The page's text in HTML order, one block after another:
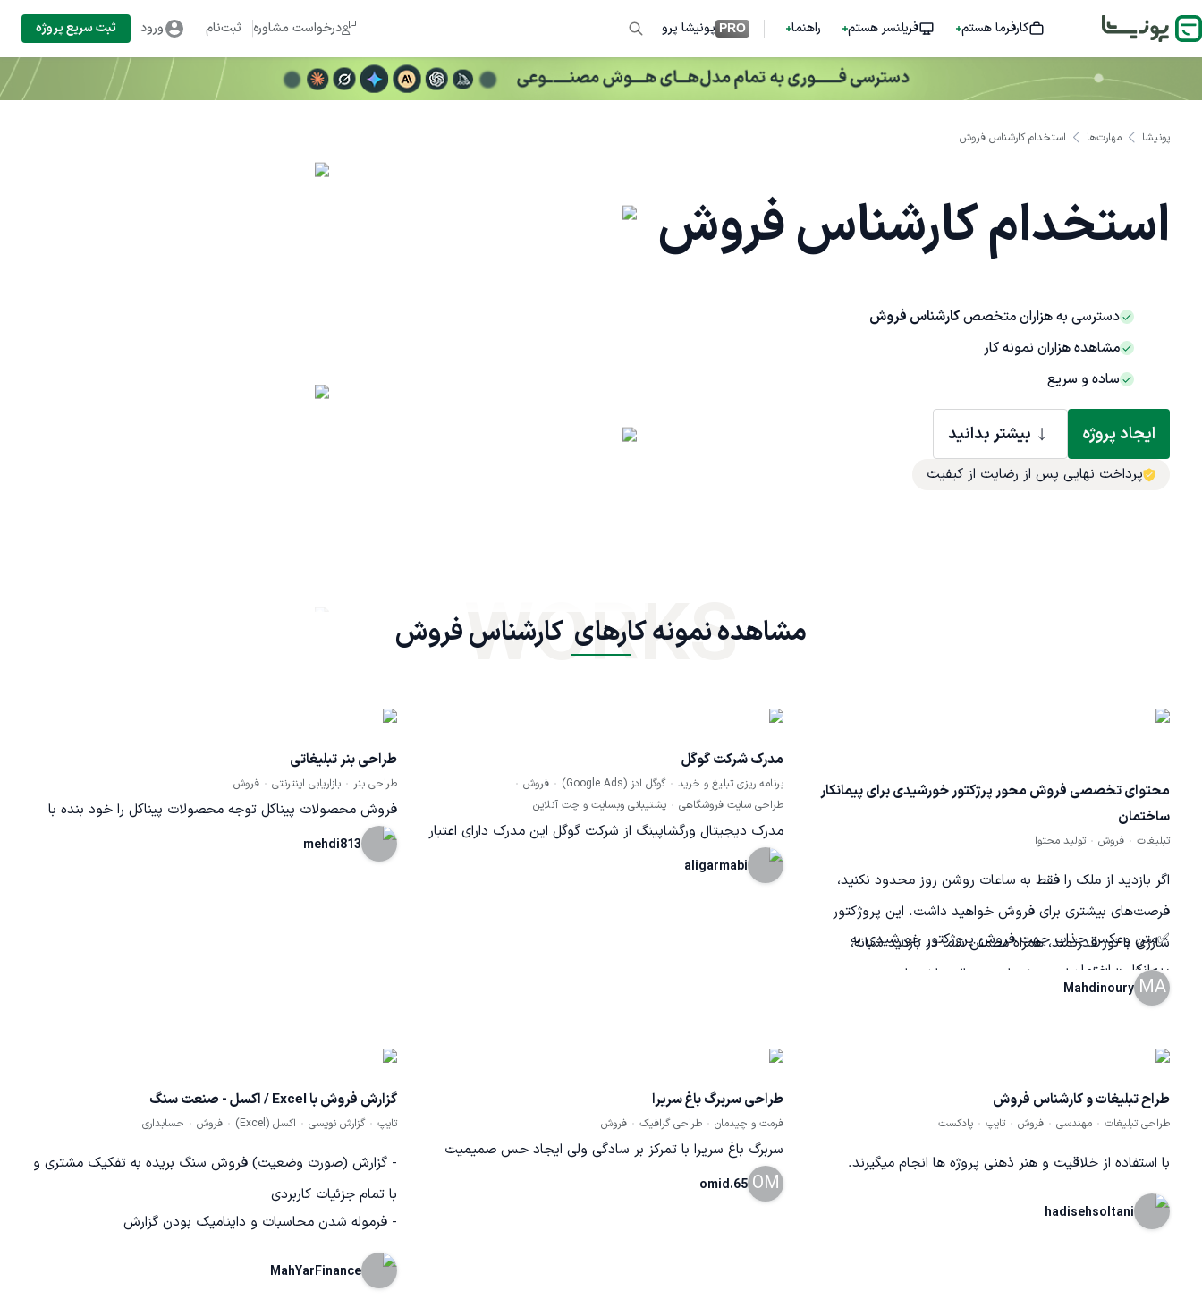
کارفرما هستم فریلنسر هستم راهنما PRO پونیشا پرو درخواست مشاوره ثبت‌نام ورود ثبت سریع پروژه
پونیشا مهارت‌ها استخدام کارشناس فروش
استخدام کارشناس فروش
دسترسی به هزاران متخصصکارشناس فروش
مشاهده هزاران نمونه کار
ساده و سریع
ایجاد پروژه بیشتر بدانید
پرداخت نهایی پس از رضایت از کیفیت
مشاهده نمونه کارهای  کارشناس فروش
WORKS
محتوای تخصصی فروش محور پرژکتور خورشیدی برای پیمانکار
ساختمان
تبلیغات فروش تولید محتوا
اگر بازدید از ملک را فقط به ساعات روشن روز محدود نکنید،
فرصت‌های بیشتری برای فروش خواهید داشت. این پروژکتور
شارژی با نور قدرتمند، همراه مطمئن شما در بازدید شبانه،
پارکینگ‌ها، انباری‌ها و پروژه‌های در حال ساخت است. حتی در
زمان قطعی برق هم کارتان متوقف نمی‌شود و در مواقع ضروری
راحت هر ملکی را در هر ساعتی از شبانه روزبه مشتری نشان دهید،
برای مشاوره و خرید با ما تماس بگیرید.»
✅متن وعکس جذاب جهت فروش پروژکتور خورشیدی به
پیمانکار ساختمان .
MA
Mahdinoury
مدرک شرکت گوگل
برنامه ریزی تبلیغ و خرید گوگل ادز (Google Ads)
فروش
طراحی سایت فروشگاهی
پشتیبانی وبسایت و چت آنلاین
مدرک دیجیتال ورگشاپینگ از شرکت گوگل این مدرک دارای اعتبار
بین المللی است و برای پاس کردن دوره ی فروش آنلاین دیجیتال
aligarmabi
طراحی بنر تبلیغاتی
طراحی بنر بازاریابی اینترنتی فروش
فروش محصولات پیناکل توجه محصولات پیناکل را خود بنده با
قیمت مناسب به فروش می رسانم فروش به صورت تکی و عمده
mehdi813
طراح تبلیغات و کارشناس فروش
طراحی تبلیغات مهندسی فروش تایپ پادکست
با استفاده از خلاقیت و هنر ذهنی پروژه ها انجام میگیرند.
hadisehsoltani
طراحی سربرگ باغ سریرا
فرمت و چیدمان طراحی گرافیک فروش
سربرگ باغ سریرا با تمرکز بر سادگی ولی ایجاد حس صمیمیت
(کمی غیر رسمی) و برای بازاریابی و فروش B2B طراحی شد.
OM
omid.65
گزارش فروش با Excel / اکسل - صنعت سنگ
تایپ گزارش نویسی اکسل (Excel) فروش حسابداری
- گزارش (صورت وضعیت) فروش سنگ بریده به تفکیک مشتری و
با تمام جزئیات کاربردی
- فرموله شدن محاسبات و داینامیک بودن گزارش
MahYarFinance